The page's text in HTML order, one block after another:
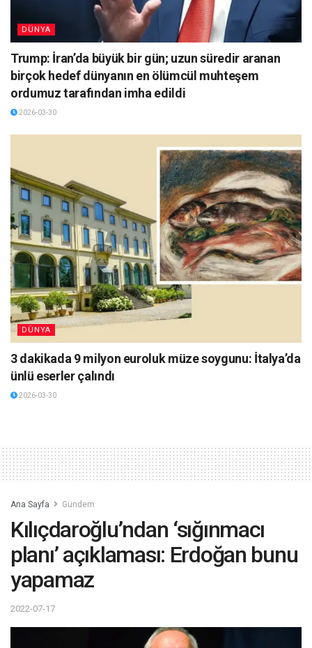
DÜNYA
Trump: İran’da büyük bir gün; uzun süredir aranan
birçok hedef dünyanın en ölümcül muhteşem
ordumuz tarafından imha edildi
2026-03-30
DÜNYA
3 dakikada 9 milyon euroluk müze soygunu: İtalya’da
ünlü eserler çalındı
2026-03-30
Ana Sayfa Gündem
Kılıçdaroğlu’ndan ‘sığınmacı
planı’ açıklaması: Erdoğan bunu
yapamaz
2022-07-17